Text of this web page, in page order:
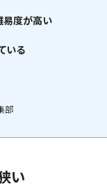
易度が高い
いる
部
い